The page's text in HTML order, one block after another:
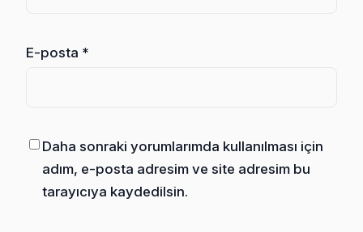
E-posta *
Daha sonraki yorumlarımda kullanılması için
adım, e-posta adresim ve site adresim bu
tarayıcıya kaydedilsin.